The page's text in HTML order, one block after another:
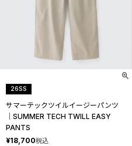
サマーテックツイルイージーパンツ
│SUMMER TECH TWILL EASY
PANTS
26SS
¥18,700税込